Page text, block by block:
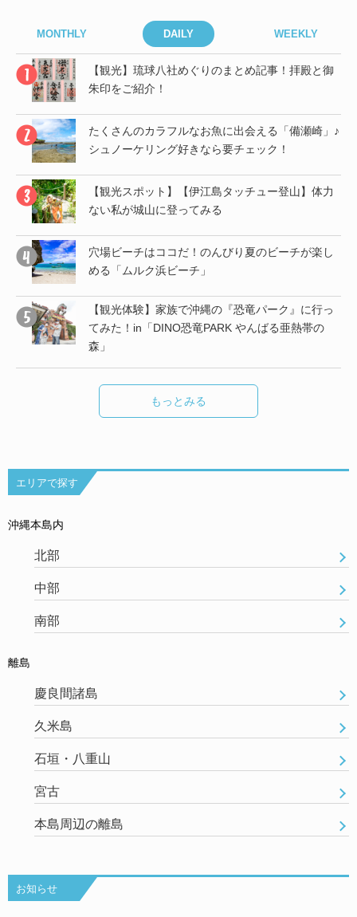
MONTHLY DAILY WEEKLY
【観光】琉球八社めぐりのまとめ記事！拝殿と御
朱印をご紹介！
たくさんのカラフルなお魚に出会える「備瀬崎」♪
シュノーケリング好きなら要チェック！
【観光スポット】【伊江島タッチュー登山】体力
ない私が城山に登ってみる
穴場ビーチはココだ！のんびり夏のビーチが楽し
める「ムルク浜ビーチ」
【観光体験】家族で沖縄の『恐竜パーク』に行っ
てみた！in「DINO恐竜PARK やんばる亜熱帯の
森」
もっとみる
エリアで探す
沖縄本島内
北部
中部
南部
離島
慶良間諸島
久米島
石垣・八重山
宮古
本島周辺の離島
お知らせ